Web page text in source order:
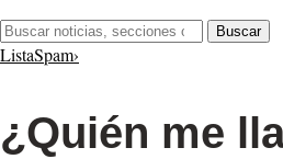
Buscar:
Buscar
ListaSpam›
¿Quién me